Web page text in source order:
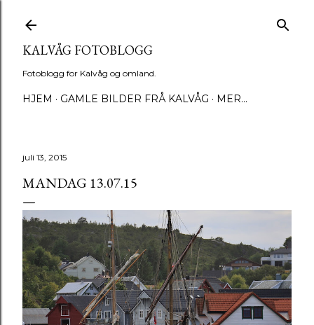
KALVÅG FOTOBLOGG
Fotoblogg for Kalvåg og omland.
HJEM GAMLE BILDER FRÅ KALVÅG MER…
juli 13, 2015
MANDAG 13.07.15